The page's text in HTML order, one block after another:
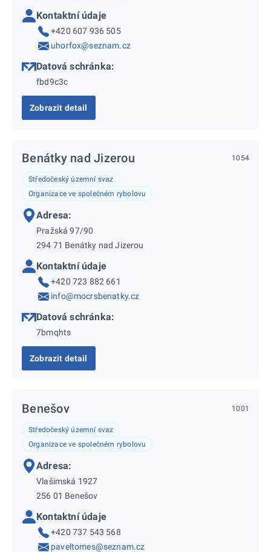
Kontaktní údaje
+420 607 936 505
uhorfox@seznam.cz
Datová schránka:
fbd9c3c
Zobrazit detail
Benátky nad Jizerou 1054
Středočeský územní svaz
Organizace ve společném rybolovu
Adresa:
Pražská 97/90
294 71 Benátky nad Jizerou
Kontaktní údaje
+420 723 882 661
info@mocrsbenatky.cz
Datová schránka:
7bmqhts
Zobrazit detail
Benešov 1001
Středočeský územní svaz
Organizace ve společném rybolovu
Adresa:
Vlašimská 1927
256 01 Benešov
Kontaktní údaje
+420 737 543 568
paveltomes@seznam.cz